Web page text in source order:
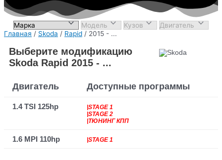
Главная / Skoda / Rapid / 2015 - ...
Выберите модификацию
Skoda Rapid 2015 - ...
Двигатель Доступные программы
1.4 TSI 125hp
|STAGE 1
|STAGE 2
|ТЮНИНГ КПП
1.6 MPI 110hp |STAGE 1